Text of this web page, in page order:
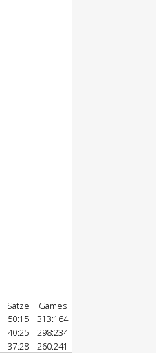
Sätze
Games
50:15
313:164
40:25
298:234
37:28
260:241